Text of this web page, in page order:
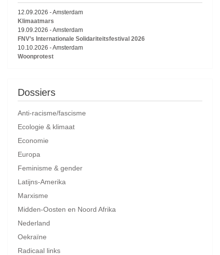
12.09.2026 -Amsterdam
Klimaatmars
19.09.2026 -Amsterdam
FNV’s Internationale Solidariteitsfestival 2026
10.10.2026 -Amsterdam
Woonprotest
Dossiers
Anti-racisme/fascisme
Ecologie & klimaat
Economie
Europa
Feminisme & gender
Latijns-Amerika
Marxisme
Midden-Oosten en Noord Afrika
Nederland
Oekraïne
Radicaal links